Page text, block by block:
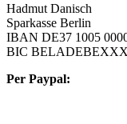
Hadmut Danisch
Sparkasse Berlin
IBAN DE37 1005
BIC BELADEBEXXX
Per Paypal: